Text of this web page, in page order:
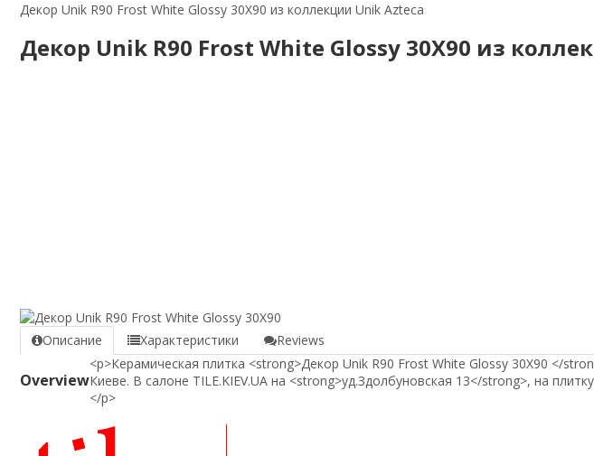
Декор Unik R90 Frost White Glossy 30X90 из коллекции Unik Azteca
Декор Unik R90 Frost White Glossy 30X90 из
Описание Характеристики Reviews
Overview
<p>Керамическая плитка <strong>Декор Unik R90 Frost White Glossy 30X90 </
Киеве. В салоне TILE.KIEV.UA на <strong>уд.Здолбуновская 13</strong>, на
</p>